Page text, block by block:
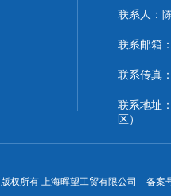
联系人：
联系邮箱
联系传真
联系地址
区）
版权所有 上海晖望工贸有限公司 备案